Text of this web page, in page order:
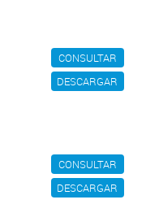
CONSULTAR
DESCARGAR
CONSULTAR
DESCARGAR